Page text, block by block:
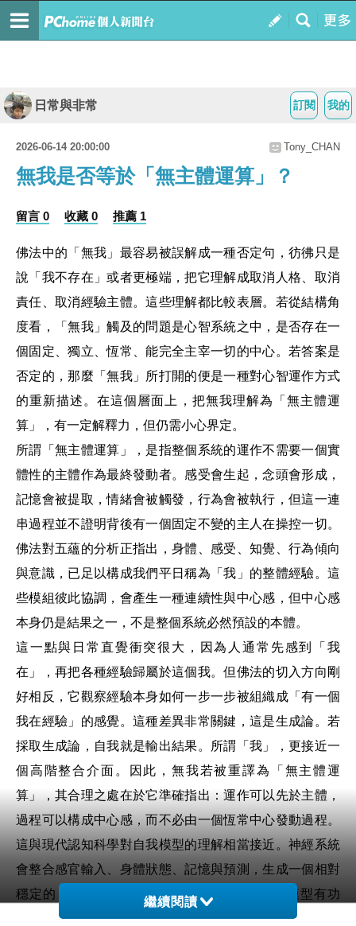
我的
訂閱
日常與非常
2026-06-14 20:00:00 Tony_CHAN
無我是否等於「無主體運算」？
留言 0 收藏 0 推薦 1
佛法中的「無我」最容易被誤解成一種否定句，彷彿只是
說「我不存在」或者更極端，把它理解成取消人格、取消
責任、取消經驗主體。這些理解都比較表層。若從結構角
度看，「無我」觸及的問題是心智系統之中，是否存在一
個固定、獨立、恆常、能完全主宰一切的中心。若答案是
否定的，那麼「無我」所打開的便是一種對心智運作方式
的重新描述。在這個層面上，把無我理解為「無主體運
算」，有一定解釋力，但仍需小心界定。
所謂「無主體運算」，是指整個系統的運作不需要一個實
體性的主體作為最終發動者。感受會生起，念頭會形成，
記憶會被提取，情緒會被觸發，行為會被執行，但這一連
串過程並不證明背後有一個固定不變的主人在操控一切。
佛法對五蘊的分析正指出，身體、感受、知覺、行為傾向
與意識，已足以構成我們平日稱為「我」的整體經驗。這
些模組彼此協調，會產生一種連續性與中心感，但中心感
本身仍是結果之一，不是整個系統必然預設的本體。
這一點與日常直覺衝突很大，因為人通常先感到「我
在」，再把各種經驗歸屬於這個我。但佛法的切入方向剛
好相反，它觀察經驗本身如何一步一步被組織成「有一個
我在經驗」的感覺。這種差異非常關鍵，這是生成論。若
採取生成論，自我就是輸出結果。所謂「我」，更接近一
個高階整合介面。因此，無我若被重譯為「無主體運
算」，其合理之處在於它準確指出：運作可以先於主體，
過程可以構成中心感，而不必由一個恆常中心發動過程。
這與現代認知科學對自我模型的理解相當接近。神經系統
會整合感官輸入、身體狀態、記憶與預測，生成一個相對
穩定的「我感」，方便決策與社會互動。這個模型有功
能，但功能不等於本體。佛法的洞察比這再走遠一步，它
繼續閱讀